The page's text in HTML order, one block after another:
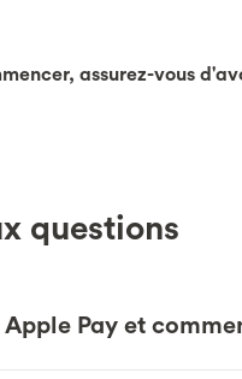
assurez-vous
questions
Apple Pay et